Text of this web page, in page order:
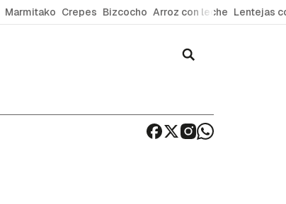
Marmitako Crepes Bizcocho Arroz con leche Lentejas